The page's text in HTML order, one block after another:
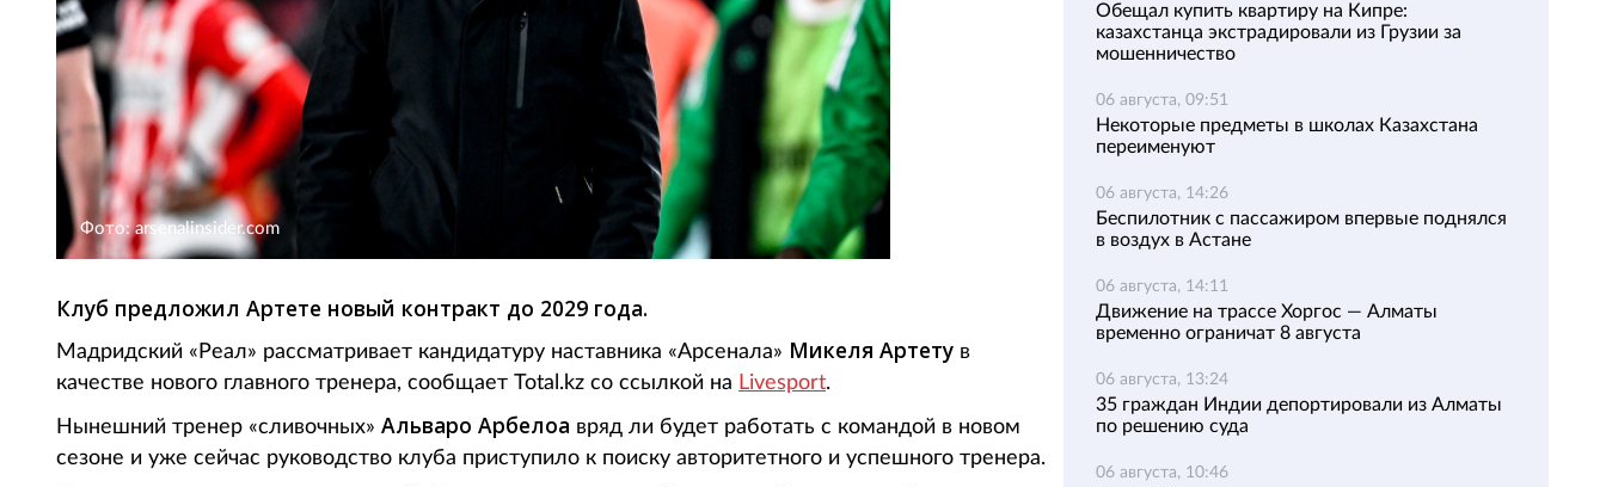
Фото: arsenalinsider.com
Клуб предложил Артете новый контракт до 2029 года.
Мадридский «Реал» рассматривает кандидатуру наставника «Арсенала» Микеля Артету в
качестве нового главного тренера, сообщает Total.kz со ссылкой на Livesport.
Нынешний тренер «сливочных» Альваро Арбелоа вряд ли будет работать с командой в новом
сезоне и уже сейчас руководство клуба приступило к поиску авторитетного и успешного тренера.
Обещал купить квартиру на Кипре:
казахстанца экстрадировали из Грузии за
мошенничество
06 августа, 09:51
Некоторые предметы в школах Казахстана
переименуют
06 августа, 14:26
Беспилотник с пассажиром впервые поднялся
в воздух в Астане
06 августа, 14:11
Движение на трассе Хоргос — Алматы
временно ограничат 8 августа
06 августа, 13:24
35 граждан Индии депортировали из Алматы
по решению суда
06 августа, 10:46